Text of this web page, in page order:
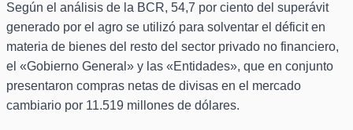
Según el análisis de la BCR, 54,7 por ciento del superávit
generado por el agro se utilizó para solventar el déficit en
materia de bienes del resto del sector privado no financiero,
el «Gobierno General» y las «Entidades», que en conjunto
presentaron compras netas de divisas en el mercado
cambiario por 11.519 millones de dólares.